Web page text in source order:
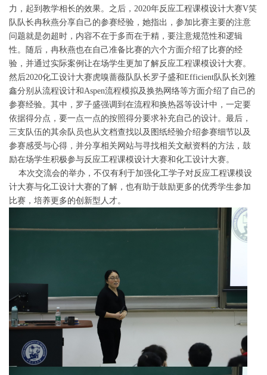
力，起到教学相长的效果。之后，2020年反应工程课模设计大赛V笑
队队长冉秋燕分享自己的参赛经验，她指出，参加比赛主要的注意
问题就是勿超时，内容不在于多而在于精，要注意规范性和逻辑
性。随后，冉秋燕也在自己准备比赛的六个方面介绍了比赛的经
验，并通过实际案例让在场学生更加了解反应工程课模设计大赛。
然后2020化工设计大赛虎嗅蔷薇队队长罗子盛和Efficient队队长刘雅
鑫分别从流程设计和Aspen流程模拟及换热网络等方面介绍了自己的
参赛经验。其中，罗子盛强调到在流程和换热器等设计中，一定要
依据得分点，要一点一点的按照得分要求补充自己的设计。最后，
三支队伍的其余队员也从文档查找以及图纸经验介绍参赛细节以及
参赛感受与心得，并分享相关网站与寻找相关文献资料的方法，鼓
励在场学生积极参与反应工程课模设计大赛和化工设计大赛。
本次交流会的举办，不仅有利于加强化工学子对反应工程课模设
计大赛与化工设计大赛的了解，也有助于鼓励更多的优秀学生参加
比赛，培养更多的创新型人才。